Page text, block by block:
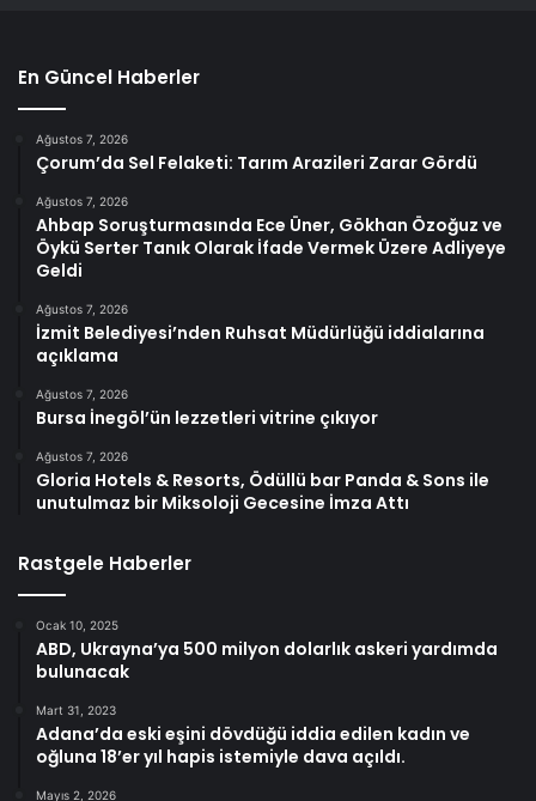
En Güncel Haberler
Ağustos 7, 2026
Çorum’da Sel Felaketi: Tarım Arazileri Zarar Gördü
Ağustos 7, 2026
Ahbap Soruşturmasında Ece Üner, Gökhan Özoğuz ve
Öykü Serter Tanık Olarak İfade Vermek Üzere Adliyeye
Geldi
Ağustos 7, 2026
İzmit Belediyesi’nden Ruhsat Müdürlüğü iddialarına
açıklama
Ağustos 7, 2026
Bursa İnegöl’ün lezzetleri vitrine çıkıyor
Ağustos 7, 2026
Gloria Hotels & Resorts, Ödüllü bar Panda & Sons ile
unutulmaz bir Miksoloji Gecesine İmza Attı
Rastgele Haberler
Ocak 10, 2025
ABD, Ukrayna’ya 500 milyon dolarlık askeri yardımda
bulunacak
Mart 31, 2023
Adana’da eski eşini dövdüğü iddia edilen kadın ve
oğluna 18’er yıl hapis istemiyle dava açıldı.
Mayıs 2, 2026